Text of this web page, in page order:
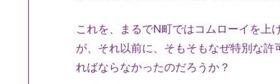
これを、まるでN町ではコムローイを上
が、それ以前に、そもそもなぜ特別な
ればならなかったのだろうか？